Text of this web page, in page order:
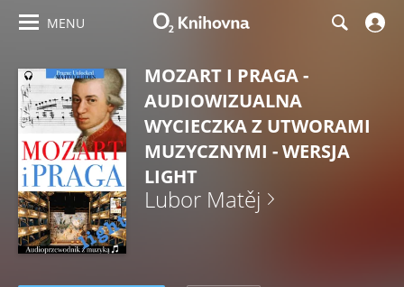
MENU
MOZART I PRAGA -
AUDIOWIZUALNA
WYCIECZKA Z UTWORAMI
MUZYCZNYMI - WERSJA
LIGHT
Lubor Matěj